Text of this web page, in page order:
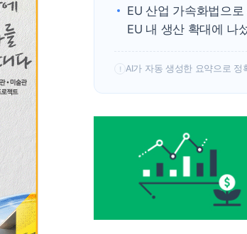
EU 산업 가속화법으
EU 내 생산 확대에 나
! AI가 자동 생성한 요약으로 정